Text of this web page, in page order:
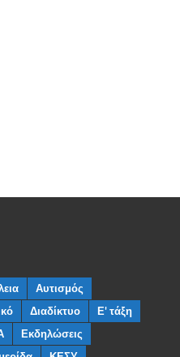
Αυτισμός
Διαδίκτυο
Ε' τάξη
Εκδηλώσεις